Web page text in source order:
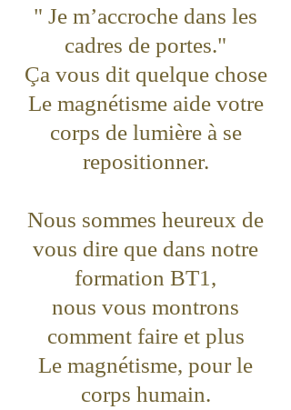
" Je m’accroche dans les
cadres de portes."
Ça vous dit quelque chose
Le magnétisme aide votre
corps de lumière à se
repositionner.
Nous sommes heureux de
vous dire que dans notre
formation BT1,
nous vous montrons
comment faire et plus
Le magnétisme, pour le
corps humain.